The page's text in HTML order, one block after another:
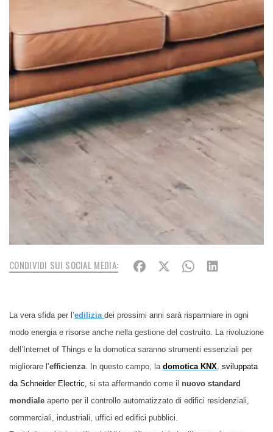
CONDIVIDI SUI SOCIAL MEDIA:
La vera sfida per l’edilizia dei prossimi anni sarà risparmiare in ogni
modo energia e risorse anche nella gestione del costruito. La rivoluzione
dell’Internet of Things e la domotica saranno strumenti essenziali per
migliorare l’efficienza. In questo campo, la domotica KNX, sviluppata
da Schneider Electric, si sta affermando come il nuovo standard
mondiale aperto per il controllo automatizzato di edifici residenziali,
commerciali, industriali, uffici ed edifici pubblici.